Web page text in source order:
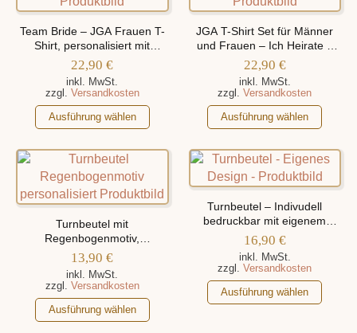
Optionen
können
auf
Produktseite
gewählt
werden
Die
Optionen
können
Produktseite
gewählt
werden
Team Bride – JGA Frauen T-
Shirt, personalisiert mit
Namen des Hochzeitspaars
22,90€
inkl. MwSt.
zzgl. Versandkosten
Ausführung wählen
Dieses
Produkt
weist
mehrere
Varianten
auf.
Optionen
können
der
Produktseite
gewählt
JGA T-Shirt Set für Männer
und Frauen – Ich Heirate –
Wir Feiern, personalisiert mit
Namen
22,90 €
inkl. MwSt.
zzgl.Versandkosten
Ausführung wählen
Dieses
Produkt
weist
mehrere
Varianten
auf.
Die
Optionen
können
auf
der
Produktseite
Turnbeutel mit
Regenbogenmotiv,
personalisiert mit Namen
13,90€
inkl. MwSt.
zzgl. Versandkosten
Ausführung wählen
Dieses
Produkt
Turnbeutel – Indivudell
bedruckbar mit eigenem
Design (Motiv)
16,90 €
inkl. MwSt.
zzgl.Versandkosten
Ausführung wählen
Dieses
Produkt